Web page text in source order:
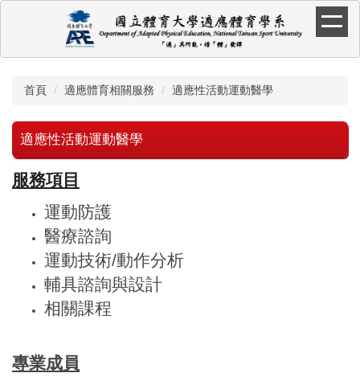
要
首頁 適應體育相關服務 適應性活動運動醫學
適應性活動運動醫學
服務項目
運動防護
醫療諮詢
運動技術/動作分析
輔具諮詢與設計
相關課程
專業成員